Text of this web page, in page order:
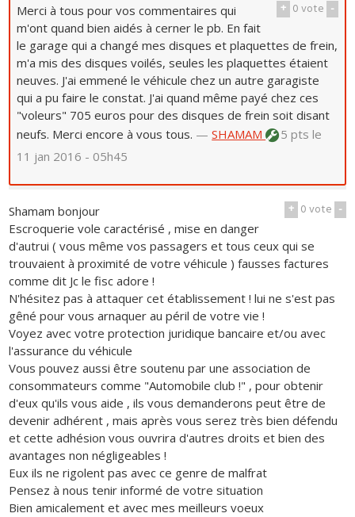
+ 0vote -
Merci à tous pour vos commentaires qui
m'ont quand bien aidés à cerner le pb. En fait
le garage qui a changé mes disques et plaquettes de frein,
m'a mis des disques voilés, seules les plaquettes étaient
neuves. J'ai emmené le véhicule chez un autre garagiste
qui a pu faire le constat. J'ai quand même payé chez ces
"voleurs" 705 euros pour des disques de frein soit disant
neufs. Merci encore à vous tous. —SHAMAM 5 ptsle
11 jan 2016 - 05h45
+ 0vote -
Shamam bonjour
Escroquerie vole caractérisé , mise en danger
d'autrui ( vous même vos passagers et tous ceux qui se
trouvaient à proximité de votre véhicule ) fausses factures
comme dit Jc le fisc adore !
N'hésitez pas à attaquer cet établissement ! lui ne s'est pas
gêné pour vous arnaquer au péril de votre vie !
Voyez avec votre protection juridique bancaire et/ou avec
l'assurance du véhicule
Vous pouvez aussi être soutenu par une association de
consommateurs comme "Automobile club !" , pour obtenir
d'eux qu'ils vous aide , ils vous demanderons peut être de
devenir adhérent , mais après vous serez très bien défendu
et cette adhésion vous ouvrira d'autres droits et bien des
avantages non négligeables !
Eux ils ne rigolent pas avec ce genre de malfrat
Pensez à nous tenir informé de votre situation
Bien amicalement et avec mes meilleurs voeux